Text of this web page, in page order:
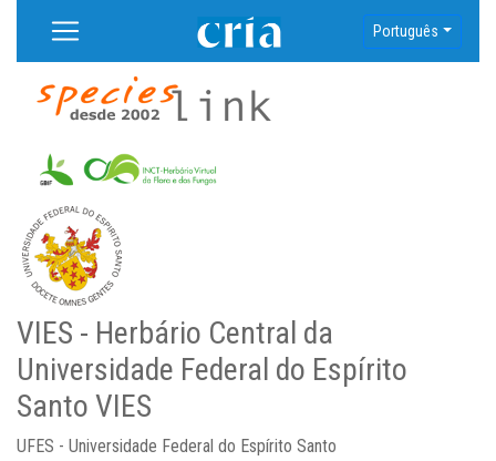
Português
VIES - Herbário Central da
Universidade Federal do Espírito
Santo VIES
UFES - Universidade Federal do Espírito Santo